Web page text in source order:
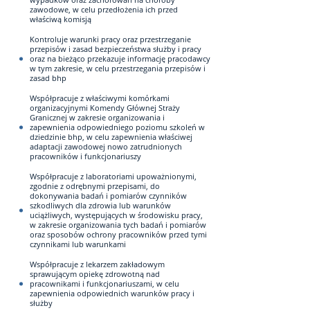
zawodowe, w celu przedłożenia ich przed
właściwą komisją
Kontroluje warunki pracy oraz przestrzeganie
przepisów i zasad bezpieczeństwa służby i pracy
oraz na bieżąco przekazuje informację pracodawcy
w tym zakresie, w celu przestrzegania przepisów i
zasad bhp
Współpracuje z właściwymi komórkami
organizacyjnymi Komendy Głównej Straży
Granicznej w zakresie organizowania i
zapewnienia odpowiedniego poziomu szkoleń w
dziedzinie bhp, w celu zapewnienia właściwej
adaptacji zawodowej nowo zatrudnionych
pracowników i funkcjonariuszy
Współpracuje z laboratoriami upoważnionymi,
zgodnie z odrębnymi przepisami, do
dokonywania badań i pomiarów czynników
szkodliwych dla zdrowia lub warunków
uciążliwych, występujących w środowisku pracy,
w zakresie organizowania tych badań i pomiarów
oraz sposobów ochrony pracowników przed tymi
czynnikami lub warunkami
Współpracuje z lekarzem zakładowym
sprawującym opiekę zdrowotną nad
pracownikami i funkcjonariuszami, w celu
zapewnienia odpowiednich warunków pracy i
służby